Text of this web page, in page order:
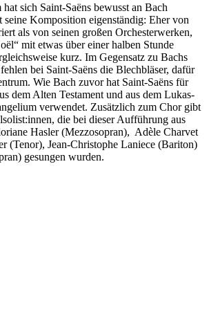
sich Saint-Saëns bewusst an Bach
seine Komposition eigenständig: Eher von
als von seinen großen Orchesterwerken,
mit etwas über einer halben Stunde
kurz. Im Gegensatz zu Bachs
bei Saint-Saëns die Blechbläser, dafür
Wie Bach zuvor hat Saint-Saëns für
dem Alten Testament und aus dem Lukas-
verwendet. Zusätzlich zum Chor gibt
die bei dieser Aufführung aus
Hasler (Mezzosopran), Adèle Charvet
(Tenor), Jean-Christophe Laniece (Bariton)
gesungen wurden.